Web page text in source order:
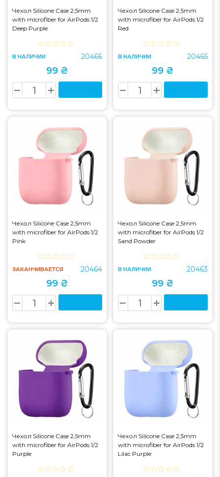
Чехол Silicone Case 2,5mm
with microfiber for AirPods 1/2
Deep Purple
В НАЛИЧИИ 20466
99 ₴
Чехол Silicone Case 2,5mm
with microfiber for AirPods 1/2
Red
В НАЛИЧИИ 20465
99 ₴
Чехол Silicone Case 2,5mm
with microfiber for AirPods 1/2
Pink
ЗАКАНЧИВАЕТСЯ 20464
99 ₴
Чехол Silicone Case 2,5mm
with microfiber for AirPods 1/2
Sand Powder
В НАЛИЧИИ 20463
99 ₴
Чехол Silicone Case 2,5mm
with microfiber for AirPods 1/2
Purple
Чехол Silicone Case 2,5mm
with microfiber for AirPods 1/2
Lilac Purple